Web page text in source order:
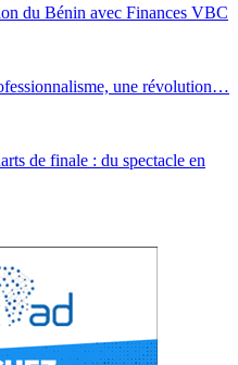
du Bénin avec Finances VBC
une révolution…
de finale : du spectacle en